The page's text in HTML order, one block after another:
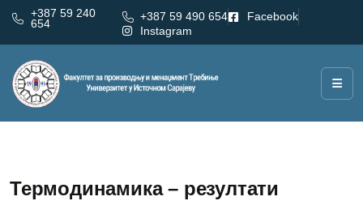
+387 59 240
654
+387 59 490 654
Facebook
Instagram
Термодинамика – резултати